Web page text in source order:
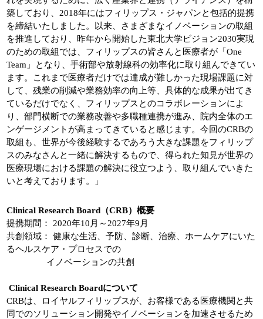
築しており、2018年にはフィリップス・ジャパンと包括的提携
を締結いたしました。以来、さまざまなイノベーションの取組
を推進しており、昨年から開始した東北大学ビジョン2030実現
のための取組では、フィリップスの皆さんと医療者が「One
Team」となり、手術部や放射線科の効率化に取り組んできてい
ます。これまで医療者だけでは達成が難しかった現場課題に対
して、残業の削減や業務効率の向上等、具体的な成果が出てき
ているだけでなく、フィリップスとのコラボレーションによ
り、部門横断での業務改善や多職種連携が進み、院内全体のエ
ンゲージメントが高まってきていると感じます。今回のCRBの
取組も、世界が今後経験するであろう大きな課題をフィリップ
スのみなさんと一緒に解決するもので、得られた知見が世界の
医療現場における課題の解決に役立つよう、取り組んでいきた
いと考えております。」
Clinical Research Board（CRB）概要
提携期間： 2020年10月～2027年9月
共創領域： 健康な生活、予防、診断、治療、ホームケアにいた
るヘルスケア・プロセスでの
イノベーションの共創
Clinical Research Boardについて
CRBは、ロイヤルフィリップスが、お客様である医療機関と共
同でのソリューション開発やイノベーションを加速させるため